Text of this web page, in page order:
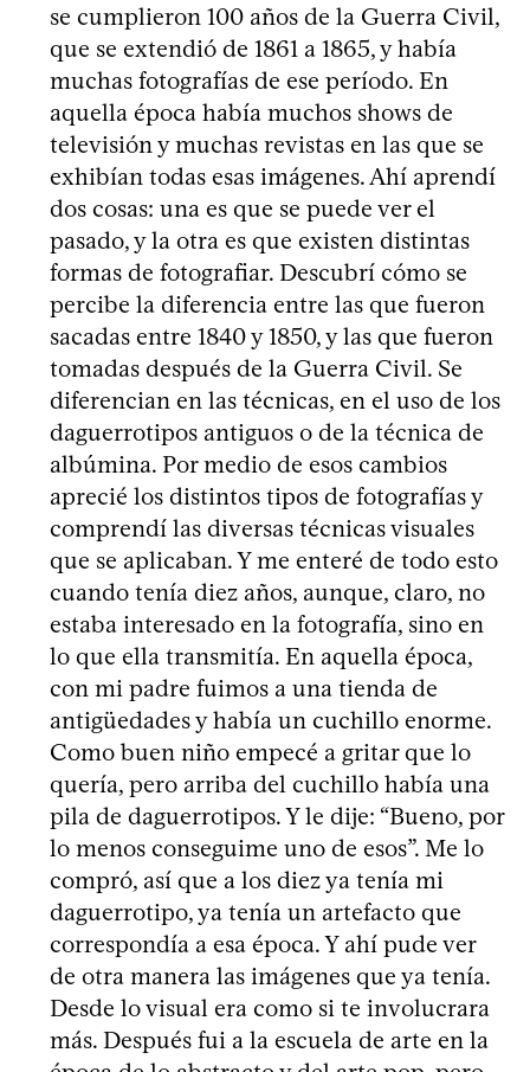
se cumplieron 100 años de la Guerra Civil,
que se extendió de 1861 a 1865, y había
muchas fotografías de ese período. En
aquella época había muchos shows de
televisión y muchas revistas en las que se
exhibían todas esas imágenes. Ahí aprendí
dos cosas: una es que se puede ver el
pasado, y la otra es que existen distintas
formas de fotografiar. Descubrí cómo se
percibe la diferencia entre las que fueron
sacadas entre 1840 y 1850, y las que fueron
tomadas después de la Guerra Civil. Se
diferencian en las técnicas, en el uso de los
daguerrotipos antiguos o de la técnica de
albúmina. Por medio de esos cambios
aprecié los distintos tipos de fotografías y
comprendí las diversas técnicas visuales
que se aplicaban. Y me enteré de todo esto
cuando tenía diez años, aunque, claro, no
estaba interesado en la fotografía, sino en
lo que ella transmitía. En aquella época,
con mi padre fuimos a una tienda de
antigüedades y había un cuchillo enorme.
Como buen niño empecé a gritar que lo
quería, pero arriba del cuchillo había una
pila de daguerrotipos. Y le dije: “Bueno, por
lo menos conseguime uno de esos”. Me lo
compró, así que a los diez ya tenía mi
daguerrotipo, ya tenía un artefacto que
correspondía a esa época. Y ahí pude ver
de otra manera las imágenes que ya tenía.
Desde lo visual era como si te involucrara
más. Después fui a la escuela de arte en la